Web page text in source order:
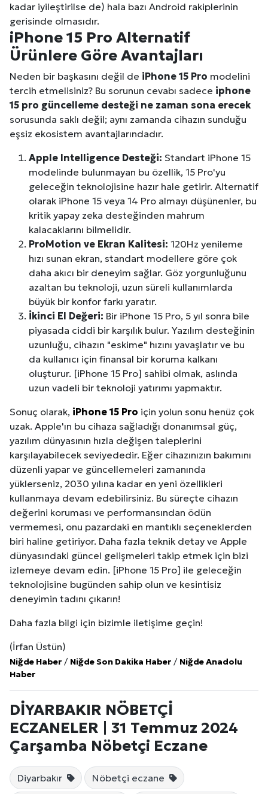
kadar iyileştirilse de) hala bazı Android rakiplerinin
gerisinde olmasıdır.
iPhone 15 Pro Alternatif
Ürünlere Göre Avantajları
Neden bir başkasını değil de iPhone 15 Pro modelini
tercih etmelisiniz? Bu sorunun cevabı sadece iphone
15 pro güncelleme desteği ne zaman sona erecek
sorusunda saklı değil; aynı zamanda cihazın sunduğu
eşsiz ekosistem avantajlarındadır.
Apple Intelligence Desteği: Standart iPhone 15
modelinde bulunmayan bu özellik, 15 Pro'yu
geleceğin teknolojisine hazır hale getirir. Alternatif
olarak iPhone 15 veya 14 Pro almayı düşünenler, bu
kritik yapay zeka desteğinden mahrum
kalacaklarını bilmelidir.
ProMotion ve Ekran Kalitesi: 120Hz yenileme
hızı sunan ekran, standart modellere göre çok
daha akıcı bir deneyim sağlar. Göz yorgunluğunu
azaltan bu teknoloji, uzun süreli kullanımlarda
büyük bir konfor farkı yaratır.
İkinci El Değeri: Bir iPhone 15 Pro, 5 yıl sonra bile
piyasada ciddi bir karşılık bulur. Yazılım desteğinin
uzunluğu, cihazın "eskime" hızını yavaşlatır ve bu
da kullanıcı için finansal bir koruma kalkanı
oluşturur. [iPhone 15 Pro] sahibi olmak, aslında
uzun vadeli bir teknoloji yatırımı yapmaktır.
Sonuç olarak, iPhone 15 Pro için yolun sonu henüz çok
uzak. Apple'ın bu cihaza sağladığı donanımsal güç,
yazılım dünyasının hızla değişen taleplerini
karşılayabilecek seviyededir. Eğer cihazınızın bakımını
düzenli yapar ve güncellemeleri zamanında
yüklerseniz, 2030 yılına kadar en yeni özellikleri
kullanmaya devam edebilirsiniz. Bu süreçte cihazın
değerini koruması ve performansından ödün
vermemesi, onu pazardaki en mantıklı seçeneklerden
biri haline getiriyor. Daha fazla teknik detay ve Apple
dünyasındaki güncel gelişmeleri takip etmek için bizi
izlemeye devam edin. [iPhone 15 Pro] ile geleceğin
teknolojisine bugünden sahip olun ve kesintisiz
deneyimin tadını çıkarın!
Daha fazla bilgi için bizimle iletişime geçin!
(İrfan Üstün)
Niğde Haber / Niğde Son Dakika Haber / Niğde Anadolu
Haber
DİYARBAKIR NÖBETÇİ
ECZANELER | 31 Temmuz 2024
Çarşamba Nöbetçi Eczane
Diyarbakır Nöbetçi eczane